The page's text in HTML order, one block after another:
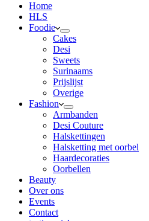
Home
HLS
Foodie
Cakes
Desi
Sweets
Surinaams
Prijslijst
Overige
Fashion
Armbanden
Desi Couture
Halskettingen
Halsketting met oorbel
Haardecoraties
Oorbellen
Beauty
Over ons
Events
Contact